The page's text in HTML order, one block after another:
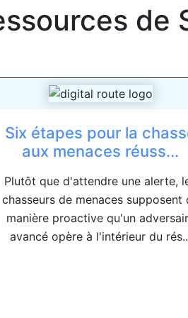
de
Six étapes pour la
aux menaces réuss...
Plutôt que d'attendre une alerte,
chasseurs de menaces supposent
manière proactive qu'un
avancé opère à l'intérieur du